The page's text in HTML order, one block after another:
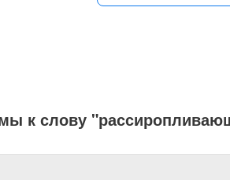
к слову